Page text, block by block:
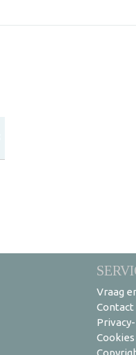
Vraag
Contact
Cookies